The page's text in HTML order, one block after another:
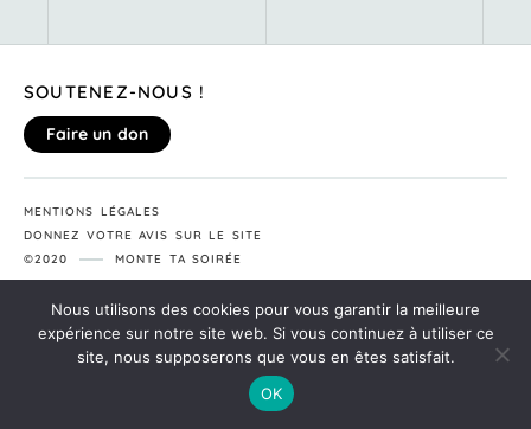
SOUTENEZ-NOUS !
Faire un don
MENTIONS LÉGALES
DONNEZ VOTRE AVIS SUR LE SITE
©2020
MONTE TA SOIRÉE
Nous utilisons des cookies pour vous garantir la meilleure
expérience sur notre site web. Si vous continuez à utiliser ce
site, nous supposerons que vous en êtes satisfait.
OK